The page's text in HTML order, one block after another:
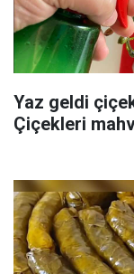
Yaz geldi
Çiçekleri